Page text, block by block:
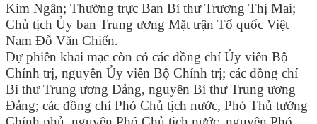
Kim Ngân; Thường trực Ban Bí thư Trương Thị Mai;
Chủ tịch Ủy ban Trung ương Mặt trận Tổ quốc Việt
Nam Đỗ Văn Chiến.
Dự phiên khai mạc còn có các đồng chí Ủy viên Bộ
Chính trị, nguyên Ủy viên Bộ Chính trị; các đồng chí
Bí thư Trung ương Đảng, nguyên Bí thư Trung ương
Đảng; các đồng chí Phó Chủ tịch nước, Phó Thủ tướng